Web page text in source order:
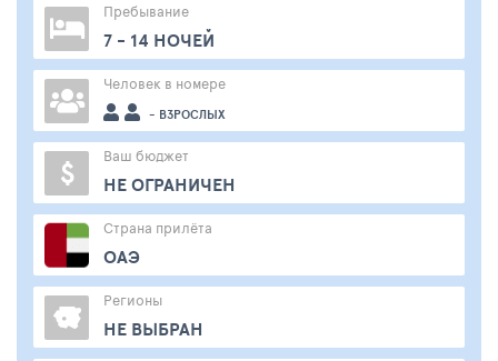
Пребывание
7 - 14 НОЧЕЙ
Человек в номере
- ВЗРОСЛЫХ
$ Ваш бюджет
НЕ ОГРАНИЧЕН
Страна прилёта
ОАЭ
Регионы
НЕ ВЫБРАН